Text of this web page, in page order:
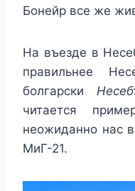
Бонейр все же
На въезде в
правильнее
болгарски
читается
неожиданно нас
МиГ-21.